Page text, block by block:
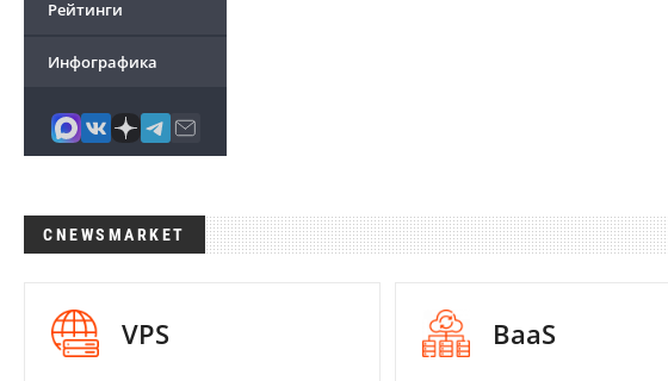
Рейтинги
Инфографика
CNEWSMARKET
VPS BaaS